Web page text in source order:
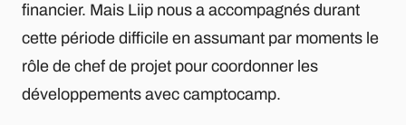
financier. Mais Liip nous a accompagnés durant
cette période difficile en assumant par moments le
rôle de chef de projet pour coordonner les
développements avec camptocamp.